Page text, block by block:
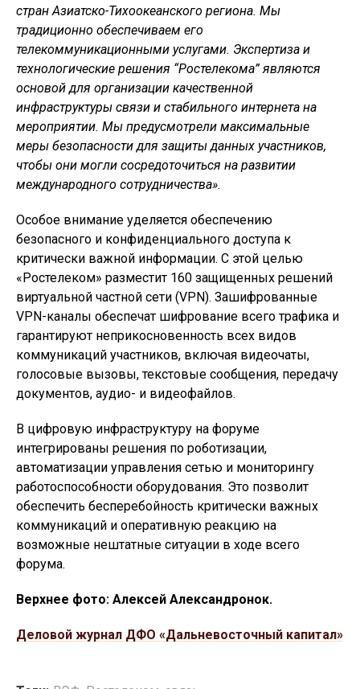
стран Азиатско-Тихоокеанского региона. Мы
традиционно обеспечиваем его
телекоммуникационными услугами. Экспертиза и
технологические решения “Ростелекома” являются
основой для организации качественной
инфраструктуры связи и стабильного интернета на
мероприятии. Мы предусмотрели максимальные
меры безопасности для защиты данных участников,
чтобы они могли сосредоточиться на развитии
международного сотрудничества».
Особое внимание уделяется обеспечению
безопасного и конфиденциального доступа к
критически важной информации. С этой целью
«Ростелеком» разместит 160 защищенных решений
виртуальной частной сети (VPN). Зашифрованные
VPN-каналы обеспечат шифрование всего трафика и
гарантируют неприкосновенность всех видов
коммуникаций участников, включая видеочаты,
голосовые вызовы, текстовые сообщения, передачу
документов, аудио- и видеофайлов.
В цифровую инфраструктуру на форуме
интегрированы решения по роботизации,
автоматизации управления сетью и мониторингу
работоспособности оборудования. Это позволит
обеспечить бесперебойность критически важных
коммуникаций и оперативную реакцию на
возможные нештатные ситуации в ходе всего
форума.
Верхнее фото: Алексей Александронок.
Деловой журнал ДФО «Дальневосточный капитал»